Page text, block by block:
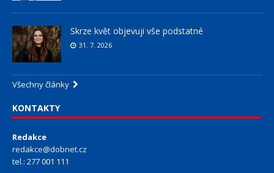
Skrze květ objevuji vše podstatné
31. 7. 2026
Všechny články
KONTAKTY
Redakce
redakce@dobnet.cz
tel.: 277 001 111